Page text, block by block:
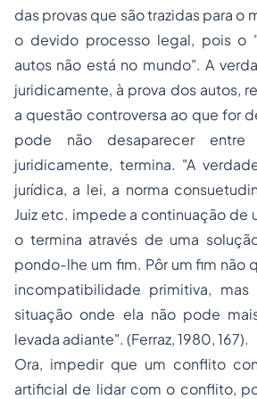
das provas que são trazidas para o
o devido processo legal, pois o
autos não está no mundo". A
juridicamente, à prova dos autos,
a questão controversa ao que for
pode não desaparecer
juridicamente, termina. "A
jurídica, a lei, a norma
Juiz etc. impede a continuação de
o termina através de uma
pondo-lhe um fim. Pôr um fim não
incompatibilidade primitiva, mas
situação onde ela não pode
levada adiante". (Ferraz, 1980, 167).
Ora, impedir que um conflito
artificial de lidar com o conflito,